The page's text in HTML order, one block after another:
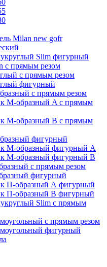
Milan new gofr
Slim фигурный
с прямым резом
с прямым резом
фигурный
с прямым резом
М-образный A с прямым
М-образный B с прямым
фигурный
М-образный фигурный A
М-образный фигурный B
с прямым резом
фигурный
П-образный А фигурный
П-образный В фигурный
Slim с прямым
с прямым резом
фигурный